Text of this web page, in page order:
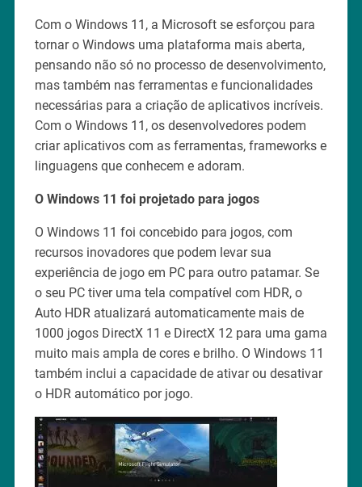
Com o Windows 11, a Microsoft se esforçou para
tornar o Windows uma plataforma mais aberta,
pensando não só no processo de desenvolvimento,
mas também nas ferramentas e funcionalidades
necessárias para a criação de aplicativos incríveis.
Com o Windows 11, os desenvolvedores podem
criar aplicativos com as ferramentas, frameworks e
linguagens que conhecem e adoram.
O Windows 11 foi projetado para jogos
O Windows 11 foi concebido para jogos, com
recursos inovadores que podem levar sua
experiência de jogo em PC para outro patamar. Se
o seu PC tiver uma tela compatível com HDR, o
Auto HDR atualizará automaticamente mais de
1000 jogos DirectX 11 e DirectX 12 para uma gama
muito mais ampla de cores e brilho. O Windows 11
também inclui a capacidade de ativar ou desativar
o HDR automático por jogo.